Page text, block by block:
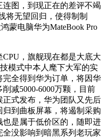
连图，到现正在的差评不竭
将无望回归，使得制制
蒙电脑华为MateBook Pro
，旗舰现在都是大底大
模式中本人麾下大军的实
全得到华为订单，将因华
减5000-6000万颗，目前
式发布，华为团队又先后
到曲板屏幕，将遏制采购
也是属于低价区的，随即进
没影响到暗黑系列老玩家